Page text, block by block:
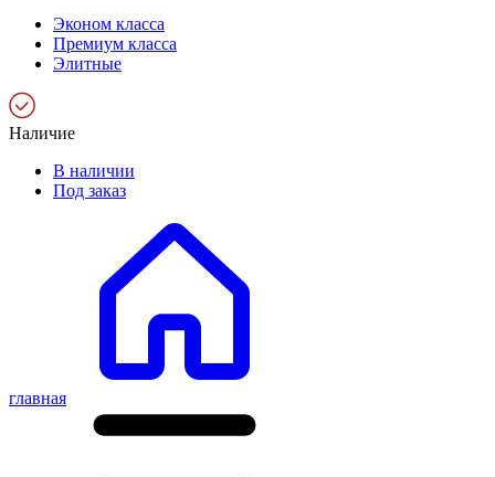
Эконом класса
Премиум класса
Элитные
Наличие
В наличии
Под заказ
главная